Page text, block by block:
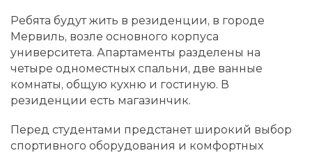
Ребята будут жить в резиденции, в городе
Мервиль, возле основного корпуса
университета. Апартаменты разделены на
четыре одноместных спальни, две ванные
комнаты, общую кухню и гостиную. В
резиденции есть магазинчик.
Перед студентами предстанет широкий выбор
спортивного оборудования и комфортных